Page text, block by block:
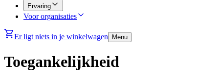
Ervaring
Voor organisaties
Er ligt niets in je winkelwagen Menu
Toegankelijkheid